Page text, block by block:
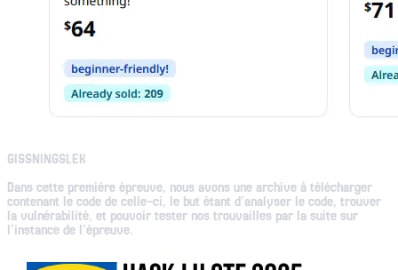
GISSNINGSLEK
Dans cette première épreuve, nous avons une archive à télécharger
contenant le code de celle-ci, le but étant d’analyser le code, trouver
la vulnérabilité, et pouvoir tester nos trouvailles par la suite sur
l’instance de l’épreuve.